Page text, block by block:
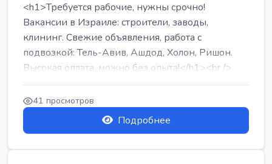
<h1>Требуется рабочие, нужны срочно!
Вакансии в Израиле: строители, заводы,
клининг. Свежие объявления, работа с
подвозкой: Тель-Авив, Ашдод, Холон, Ришон.
Высокая оплата, можно без опыта!</h1><br />
...
41 просмотров
Подробнее